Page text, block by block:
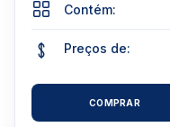
Contém:
Preços de:
COMPRAR